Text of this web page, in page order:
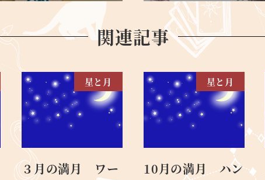
関連記事
星と月
３月の満月 ワー
星と月
10月の満月 ハン